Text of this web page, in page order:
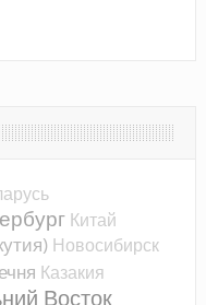
Китай
Новосибирск
Казакия
Восток